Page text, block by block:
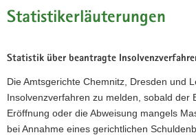
a
g
a
t
i
o
Statistikerläuterungen
Statistik über beantragte
Die Amtsgerichte Chemnitz, Dresden und
Insolvenzverfahren zu melden, sobald der
Eröffnung oder die Abweisung mangels
bei Annahme eines gerichtlichen